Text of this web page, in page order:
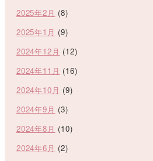
2025年2月 (8)
2025年1月 (9)
2024年12月 (12)
2024年11月 (16)
2024年10月 (9)
2024年9月 (3)
2024年8月 (10)
2024年6月 (2)